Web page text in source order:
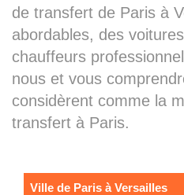
de transfert de Paris à
abordables, des
chauffeurs
nous et vous
considèrent comme la
transfert à Paris.
Ville de Paris à Versailles